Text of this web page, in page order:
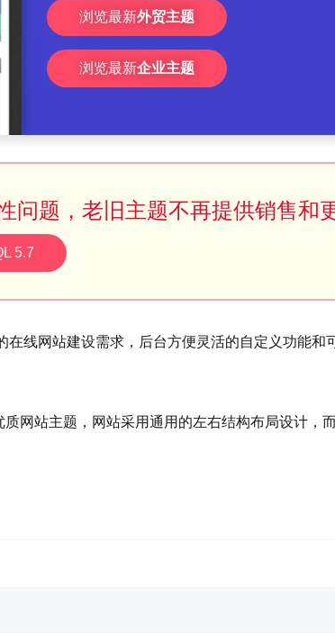
浏览最新外贸主题
浏览最新企业主题
问题，老旧主题不再提供销售和
5.7
线网站建设需求，后台方便灵活的自定义功能和
网站主题，网站采用通用的左右结构布局设计，